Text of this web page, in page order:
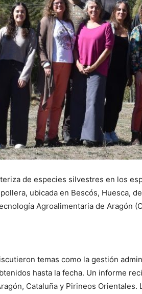
de especies silvestres en los
ubicada en Bescós, Huesca,
Agroalimentaria de Aragón
temas como la gestión
hasta la fecha. Un informe
Cataluña y Pirineos